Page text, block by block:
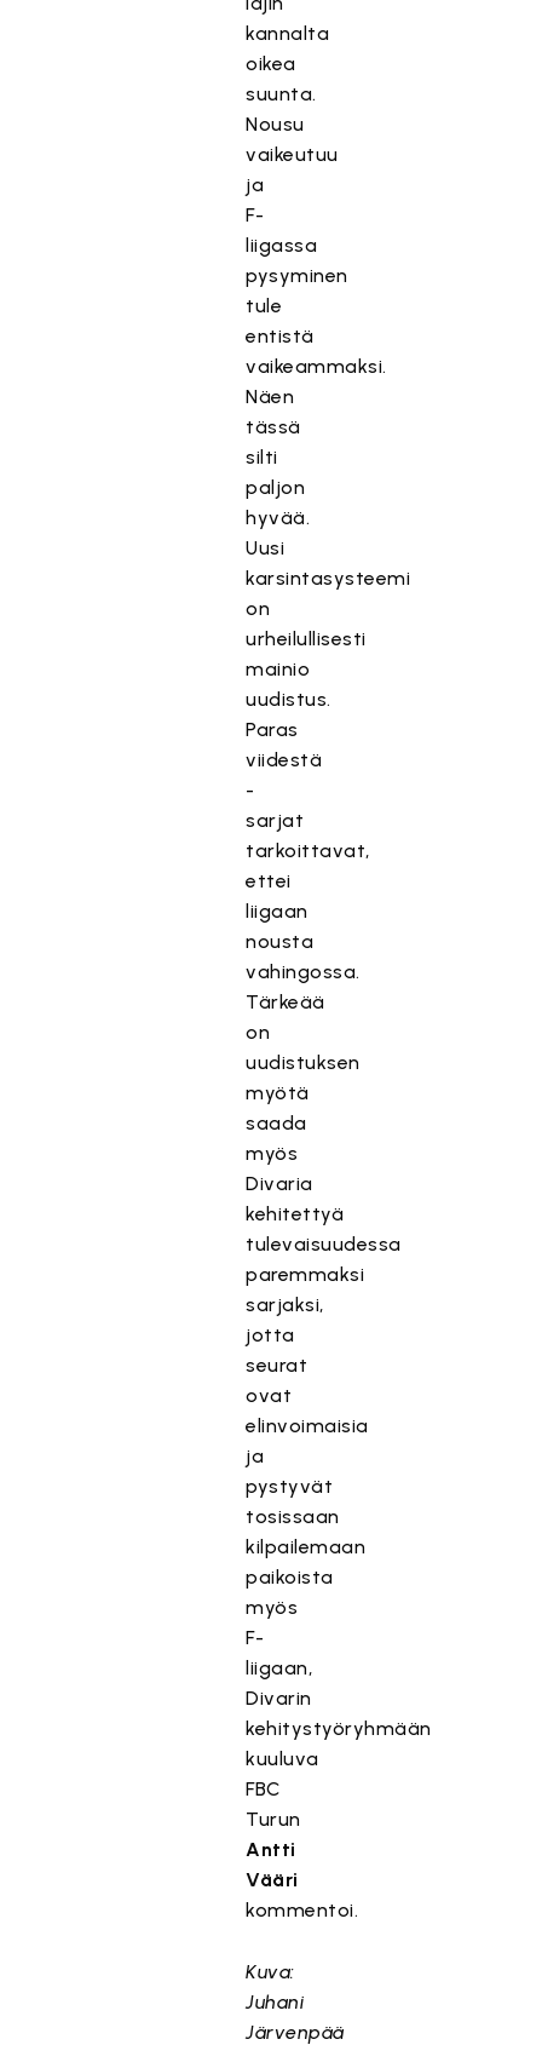
kannalta
oikea
suunta.
Nousu
vaikeutuu
ja
F-
liigassa
pysyminen
tule
entistä
vaikeammaksi.
Näen
tässä
silti
paljon
hyvää.
Uusi
karsintasysteemi
on
urheilullisesti
mainio
uudistus.
Paras
viidestä
-
sarjat
tarkoittavat,
ettei
liigaan
nousta
vahingossa.
Tärkeää
on
uudistuksen
myötä
saada
myös
Divaria
kehitettyä
tulevaisuudessa
paremmaksi
sarjaksi,
jotta
seurat
ovat
elinvoimaisia
ja
pystyvät
tosissaan
kilpailemaan
paikoista
myös
F-
liigaan,
Divarin
kehitystyöryhmään
kuuluva
FBC
Turun
Antti
Vääri
kommentoi.
Kuva:
Juhani
Järvenpää